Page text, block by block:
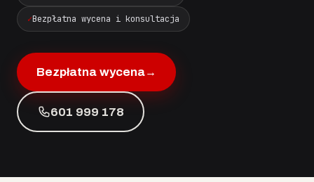
Bezpłatna wycena i konsultacja
Bezpłatna wycena→
601 999 178